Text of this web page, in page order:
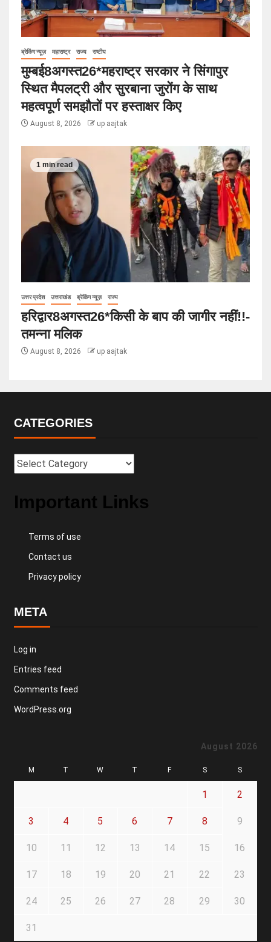
ब्रेकिंग न्यूज़ महाराष्ट्र राज्य राष्टीय
मुम्बई8अगस्त26*महराष्ट्र सरकार ने सिंगापुर
स्थित मैपलट्री और सुरबाना जुरोंग के साथ
महत्वपूर्ण समझौतों पर हस्ताक्षर किए
August 8, 2026 up aajtak
1 min read
उत्तर प्रदेश उत्तराखंड ब्रेकिंग न्यूज़ राज्य
हरिद्वार8अगस्त26*किसी के बाप की जागीर नहीं!!-
तमन्ना मलिक
August 8, 2026 up aajtak
CATEGORIES
Important Links
Terms of use
Contact us
Privacy policy
META
Log in
Entries feed
Comments feed
WordPress.org
August 2026
M T W T F S S
1 2
3 4 5 6 7 8 9
10 11 12 13 14 15 16
17 18 19 20 21 22 23
24 25 26 27 28 29 30
31